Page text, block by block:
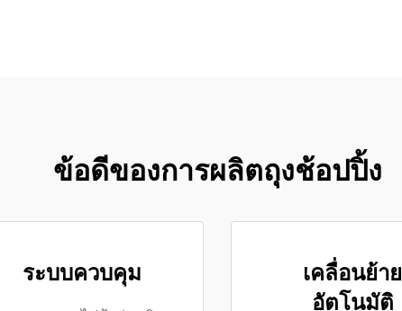
ข้อดีของการผลิตถุงช้อปปิ้ง
ระบบควบคุม
เคลื่อนย้าย
อัตโนมัติ